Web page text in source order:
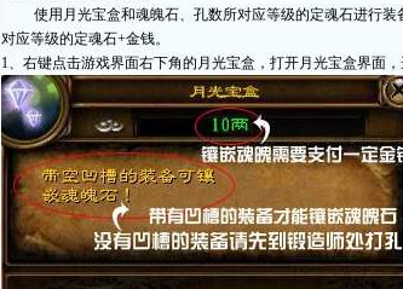
使用月光宝盒和魂魄石、孔数所对应等级的定魂石进行装
对应等级的定魂石+金钱。
1、右键点击游戏界面右下角的月光宝盒，打开月光宝盒界面，